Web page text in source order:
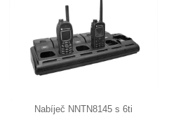
Nabíječ NNTN8145 s 6ti